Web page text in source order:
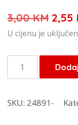
3,00KM
je:
3,00
2,55
U cijenu je
KingHoff
renda
3181
SKU: 24891-